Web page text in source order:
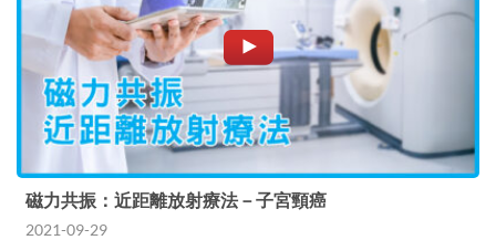
磁力共振：近距離放射療法－子宮頸癌
2021-09-29